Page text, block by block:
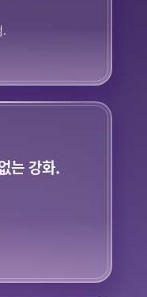
.
는 강화.